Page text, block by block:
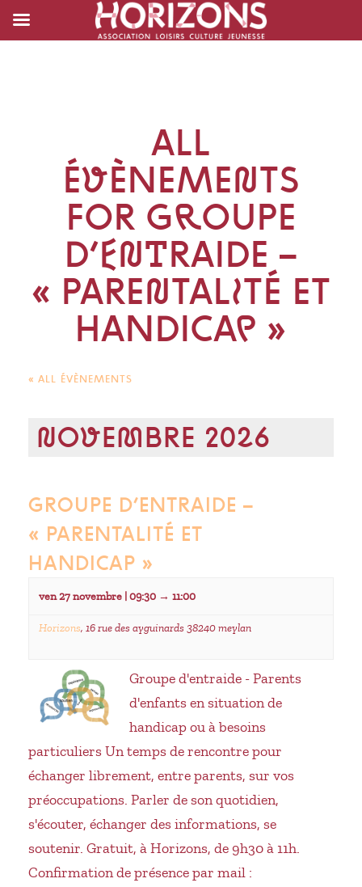
ALL
ÉVÈNEMENTS
FOR GROUPE
D’ENTRAIDE –
« PARENTALITÉ ET
HANDICAP »
« ALL ÉVÈNEMENTS
NOVEMBRE 2026
GROUPE D’ENTRAIDE –
« PARENTALITÉ ET
HANDICAP »
ven 27 novembre | 09:30 → 11:00
Horizons, 16 rue des ayguinards 38240 meylan
Groupe d'entraide - Parents
d'enfants en situation de
handicap ou à besoins
particuliers Un temps de rencontre pour
échanger librement, entre parents, sur vos
préoccupations. Parler de son quotidien,
s'écouter, échanger des informations, se
soutenir. Gratuit, à Horizons, de 9h30 à 11h.
Confirmation de présence par mail :